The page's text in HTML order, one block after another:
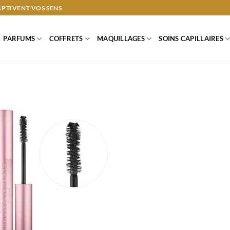
VOS SENS
PARFUMS COFFRETS MAQUILLAGES SOINS CAPILLAIRES